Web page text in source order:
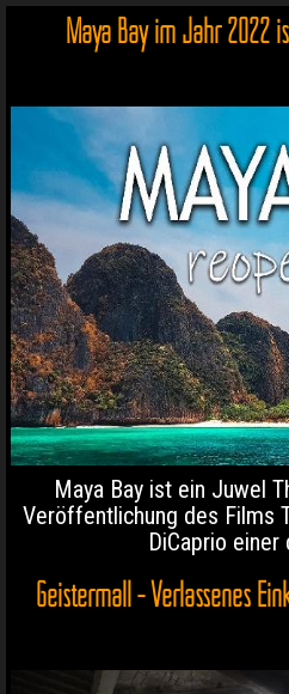
Maya Bay im Jahr 2022
Maya Bay ist ein Juwel
Veröffentlichung des Films
DiCaprio einer
Geistermall - Verlassenes